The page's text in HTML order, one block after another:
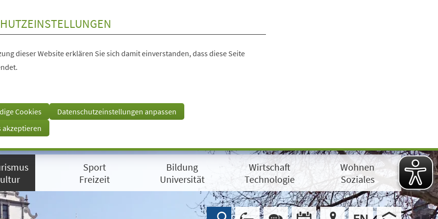
dieser Website erklären Sie sich damit einverstanden, dass diese Seite
Cookies
Datenschutzeinstellungen anpassen
akzeptieren
Sport
Freizeit
Bildung
Universität
Wirtschaft
Technologie
Wohnen
Soziales